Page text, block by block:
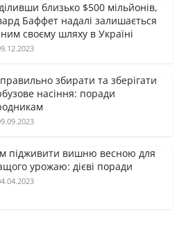
близько $500 мільйонів,
Баффет надалі залишається
своєму шляху в Україні
збирати та зберігати
насіння: поради
підживити вишню весною для
урожаю: дієві поради